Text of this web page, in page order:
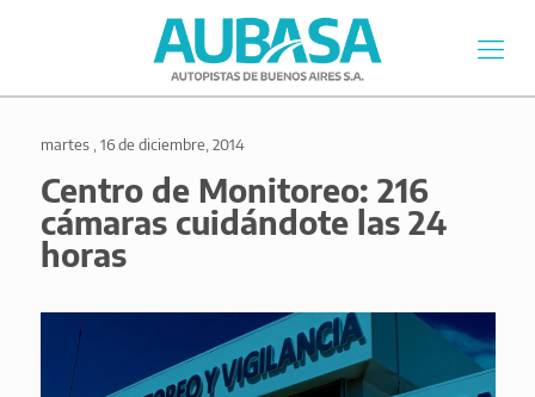
martes , 16 de diciembre, 2014
Centro de Monitoreo: 216
cámaras cuidándote las 24
horas